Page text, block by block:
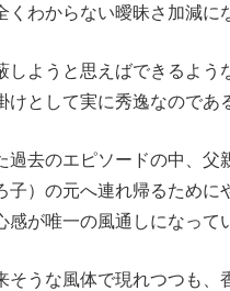
くわからない曖昧さ加減に
しようと思えばできるよう
けとして実に秀逸なのであ
過去のエピソードの中、
子）の元へ連れ帰るため
が唯一の風通しになって
そうな風体で現れつつも